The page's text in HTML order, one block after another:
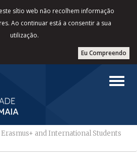
sítio web não recolhem informação
Ao continuar está a consentir a sua
utilização.
Eu Compreendo
Erasmus+ and International Students